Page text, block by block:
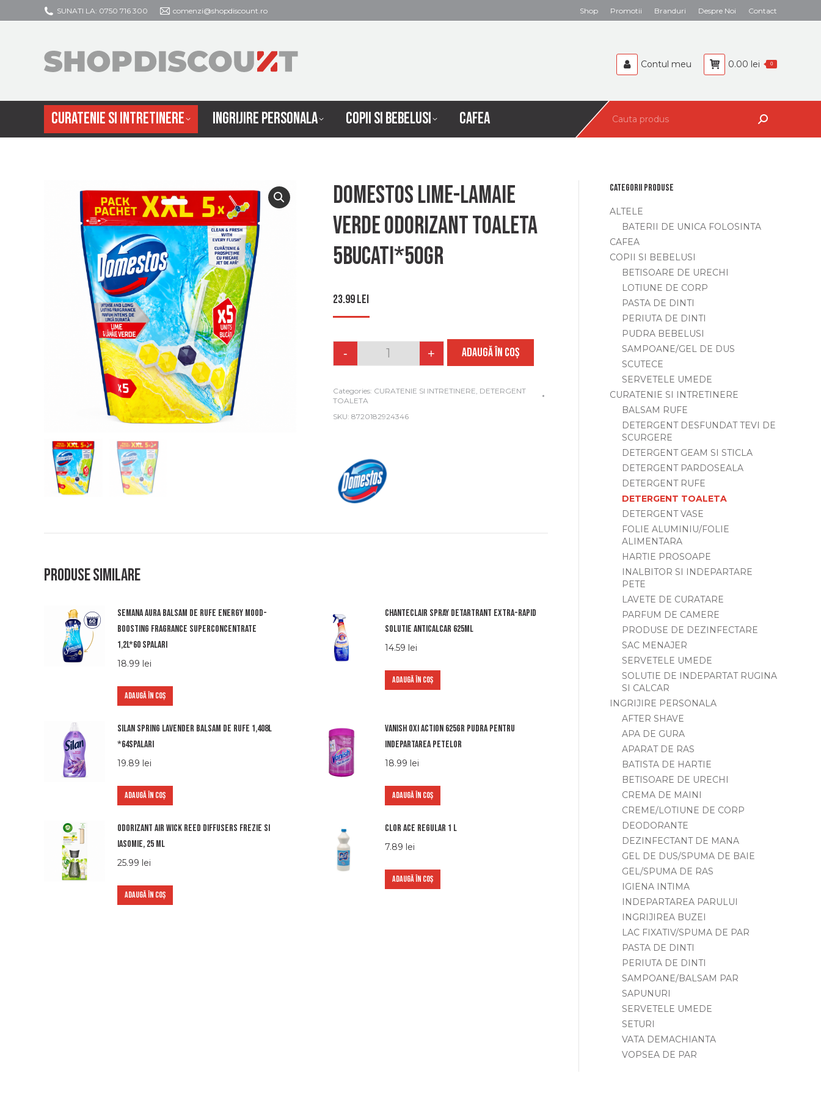
SUNATI LA: 0750 716 300 comenzi@shopdiscount.ro Shop Promotii Branduri Despre Noi Contact
Contul meu 0.00 lei 0
CURATENIE SI INTRETINERE INGRIJIRE PERSONALA COPII SI BEBELUSI CAFEA
Domestos lime-lamaie
verde odorizant toaleta
5bucati*50gr
23.99lei
Quantity
- + ADAUGĂ ÎN COȘ
Categories: CURATENIE SI INTRETINERE, DETERGENT
TOALETA
SKU: 8720182924346
Produse similare
Semana aura balsam de rufe energy mood-
boosting fragrance superconcentrate
1,2l*60 spalari
18.99 lei
ADAUGĂ ÎN COȘ
Chanteclair spray detartrant extra-rapid
solutie anticalcar 625ml
14.59 lei
ADAUGĂ ÎN COȘ
Silan spring lavender balsam de rufe 1,408l
*64spalari
19.89 lei
ADAUGĂ ÎN COȘ
Vanish oxi action 625gr pudra pentru
indepartarea petelor
18.99 lei
ADAUGĂ ÎN COȘ
Odorizant Air Wick Reed Diffusers Frezie si
Iasomie, 25 ml
25.99 lei
ADAUGĂ ÎN COȘ
Clor Ace Regular 1 L
7.89 lei
ADAUGĂ ÎN COȘ
Categorii produse
ALTELE
BATERII DE UNICA FOLOSINTA
CAFEA
COPII SI BEBELUSI
BETISOARE DE URECHI
LOTIUNE DE CORP
PASTA DE DINTI
PERIUTA DE DINTI
PUDRA BEBELUSI
SAMPOANE/GEL DE DUS
SCUTECE
SERVETELE UMEDE
CURATENIE SI INTRETINERE
BALSAM RUFE
DETERGENT DESFUNDAT TEVI DE
SCURGERE
DETERGENT GEAM SI STICLA
DETERGENT PARDOSEALA
DETERGENT RUFE
DETERGENT TOALETA
DETERGENT VASE
FOLIE ALUMINIU/FOLIE
ALIMENTARA
HARTIE PROSOAPE
INALBITOR SI INDEPARTARE
PETE
LAVETE DE CURATARE
PARFUM DE CAMERE
PRODUSE DE DEZINFECTARE
SAC MENAJER
SERVETELE UMEDE
SOLUTIE DE INDEPARTAT RUGINA
SI CALCAR
INGRIJIRE PERSONALA
AFTER SHAVE
APA DE GURA
APARAT DE RAS
BATISTA DE HARTIE
BETISOARE DE URECHI
CREMA DE MAINI
CREME/LOTIUNE DE CORP
DEODORANTE
DEZINFECTANT DE MANA
GEL DE DUS/SPUMA DE BAIE
GEL/SPUMA DE RAS
IGIENA INTIMA
INDEPARTAREA PARULUI
INGRIJIREA BUZEI
LAC FIXATIV/SPUMA DE PAR
PASTA DE DINTI
PERIUTA DE DINTI
SAMPOANE/BALSAM PAR
SAPUNURI
SERVETELE UMEDE
SETURI
VATA DEMACHIANTA
VOPSEA DE PAR
CURATENIE SI INTRETINERE INGRIJIRE PERSONALA COPII SI BEBELUSI CAFEA
Search: